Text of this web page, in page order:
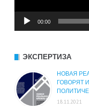
00:00
ЭКСПЕРТИЗА
НОВАЯ
ГОВОРЯТ
18.11.2021